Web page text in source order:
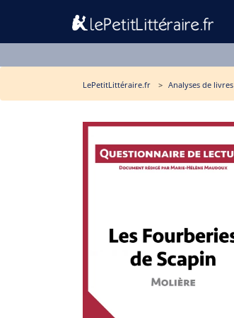
LePetitLittéraire.fr Analyses de livres